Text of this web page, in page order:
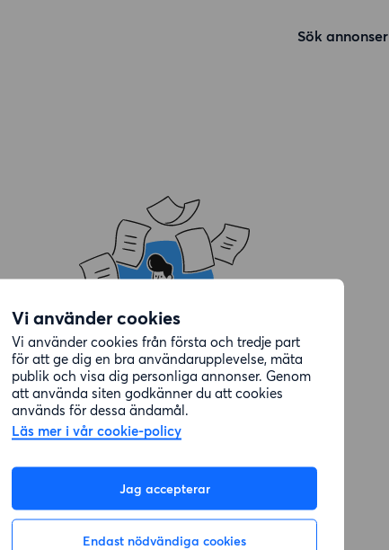
Vi använder cookies
Vi använder cookies från första och tredje part
för att ge dig en bra användarupplevelse, mäta
publik och visa dig personliga annonser. Genom
att använda siten godkänner du att cookies
används för dessa ändamål.
Läs mer i vår cookie-policy
Jag accepterar
Endast nödvändiga cookies
Sök annonser
Annonsen du letade efter är borttagen
Gå till sök